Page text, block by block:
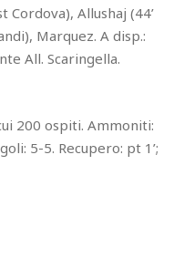
Cordova), Allushaj (44’
Marquez. A disp.:
All. Scaringella.
200 ospiti. Ammoniti:
5-5. Recupero: pt 1’;